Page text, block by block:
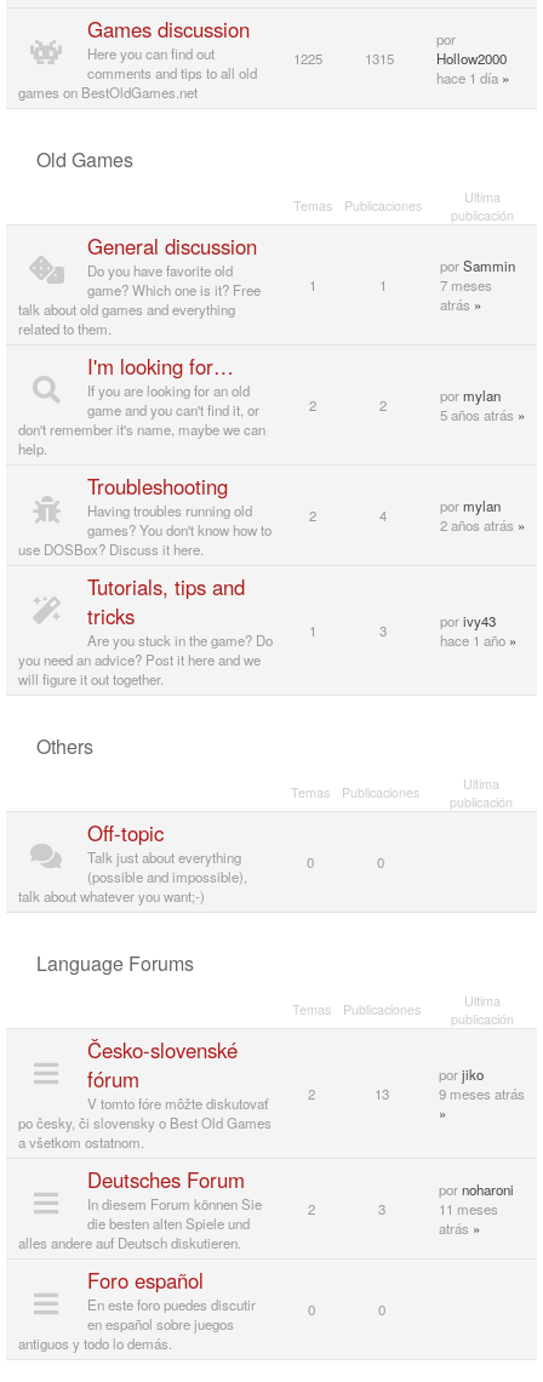
Games discussion
Here you can find out
comments and tips to all old
games on BestOldGames.net
1225 1315
por
Hollow2000
hace 1 día »
Old Games
Temas Publicaciones
Ultima
publicación
General discussion
Do you have favorite old
game? Which one is it? Free
talk about old games and everything
related to them.
1 1
porSammin
7 meses
atrás »
I'm looking for…
If you are looking for an old
game and you can't find it, or
don't remember it's name, maybe we can
help.
2 2 pormylan
5 años atrás »
Troubleshooting
Having troubles running old
games? You don't know how to
use DOSBox? Discuss it here.
2 4 pormylan
2 años atrás »
Tutorials, tips and
tricks
Are you stuck in the game? Do
you need an advice? Post it here and we
will figure it out together.
1 3 porivy43
hace 1 año »
Others
Temas Publicaciones
Ultima
publicación
Off-topic
Talk just about everything
(possible and impossible),
talk about whatever you want;-)
0 0
Language Forums
Temas Publicaciones
Ultima
publicación
Česko-slovenské
fórum
V tomto fóre môžte diskutovať
po česky, či slovensky o Best Old Games
a všetkom ostatnom.
2 13
porjiko
9 meses atrás
»
Deutsches Forum
In diesem Forum können Sie
die besten alten Spiele und
alles andere auf Deutsch diskutieren.
2 3
pornoharoni
11 meses
atrás »
Foro español
En este foro puedes discutir
en español sobre juegos
antiguos y todo lo demás.
0 0